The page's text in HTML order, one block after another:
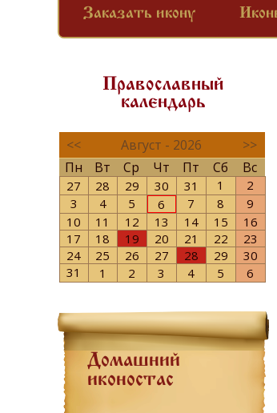
Заказать икону
Православный
календарь
<< Август - 2026
>>
Пн
Вт Ср Чт Пт Сб Вс
27 28 29 30 31 1
2
3
4 5 6 7 8
9
10
11 12 13 14 15
16
17
18 19 20 21 22
23
24
25 26 27 28 29
30
31
1 2 3 4 5 6
Домашний
иконостас